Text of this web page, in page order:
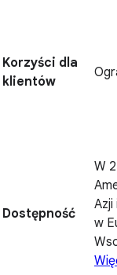
Korzyści dla
klientów
Dostępność
W
Azji
w